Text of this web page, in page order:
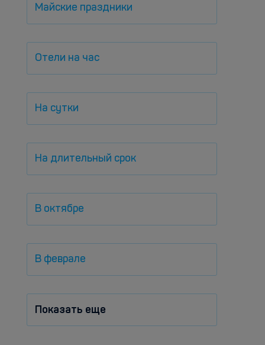
Майские праздники
Отели на час
На сутки
На длительный срок
В октябре
В феврале
Показать еще